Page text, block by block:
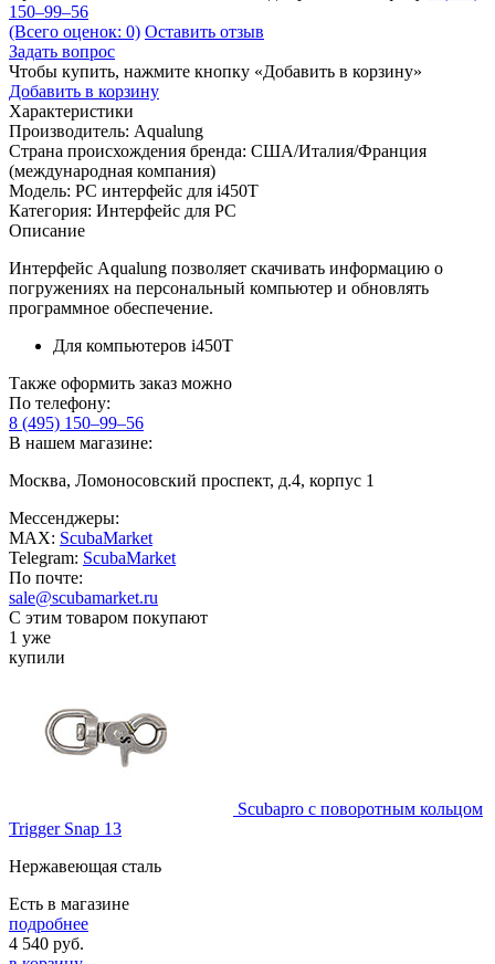
150–99–56
(Всего оценок: 0) Оставить отзыв
Задать вопрос
Чтобы купить, нажмите кнопку «Добавить в корзину»
Добавить в корзину
Характеристики
Производитель: Aqualung
Страна происхождения бренда: США/Италия/Франция
(международная компания)
Модель: PC интерфейс для i450T
Категория: Интерфейс для PC
Описание
Интерфейс Aqualung позволяет скачивать информацию о
погружениях на персональный компьютер и обновлять
программное обеспечение.
Для компьютеров i450T
Также оформить заказ можно
По телефону:
8 (495) 150–99–56
В нашем магазине:
Москва, Ломоносовский проспект, д.4, корпус 1
Мессенджеры:
MAX: ScubaMarket
Telegram: ScubaMarket
По почте:
sale@scubamarket.ru
С этим товаром покупают
1 уже
купили
Scubapro с поворотным кольцом
Trigger Snap 13
Нержавеющая сталь
Есть в магазине
подробнее
4 540 руб.